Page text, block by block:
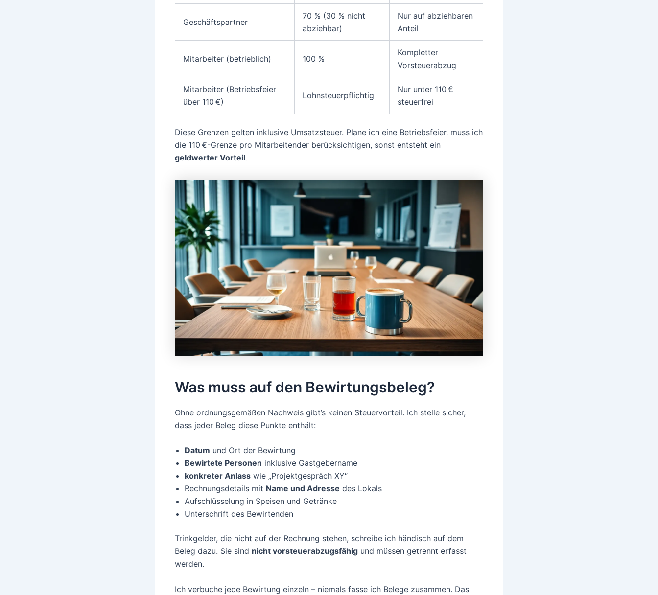
Geschäftspartner
70 % (30 % nicht
abziehbar)
Nur auf abziehbaren
Anteil
Mitarbeiter (betrieblich) 100 %
Kompletter
Vorsteuerabzug
Mitarbeiter (Betriebsfeier
über 110 €)
Lohnsteuerpflichtig
Nur unter 110 €
steuerfrei
Diese Grenzen gelten inklusive Umsatzsteuer. Plane ich eine Betriebsfeier, muss ich
die 110 €-Grenze pro Mitarbeitender berücksichtigen, sonst entsteht ein
geldwerter Vorteil.
Was muss auf den Bewirtungsbeleg?
Ohne ordnungsgemäßen Nachweis gibt’s keinen Steuervorteil. Ich stelle sicher,
dass jeder Beleg diese Punkte enthält:
Datum und Ort der Bewirtung
Bewirtete Personen inklusive Gastgebername
konkreter Anlass wie „Projektgespräch XY“
Rechnungsdetails mit Name und Adresse des Lokals
Aufschlüsselung in Speisen und Getränke
Unterschrift des Bewirtenden
Trinkgelder, die nicht auf der Rechnung stehen, schreibe ich händisch auf dem
Beleg dazu. Sie sind nicht vorsteuerabzugsfähig und müssen getrennt erfasst
werden.
Ich verbuche jede Bewirtung einzeln – niemals fasse ich Belege zusammen. Das